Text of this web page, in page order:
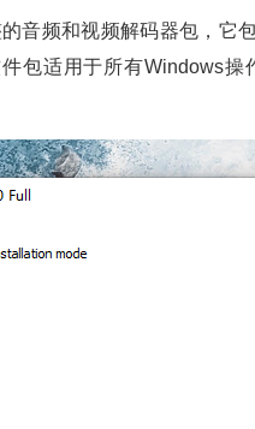
音频和视频解码器包，它
包适用于所有Windows操